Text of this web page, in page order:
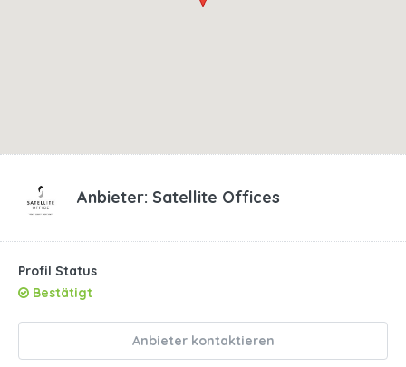
Anbieter: Satellite Offices
Profil Status
Bestätigt
Anbieter kontaktieren